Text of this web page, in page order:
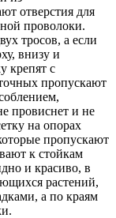
отверстия для
проволоки.
тросов, а если
внизу и
крепят с
пропускают
провиснет и не
на опорах
пропускают
к стойкам
и красиво, в
растений,
а по краям